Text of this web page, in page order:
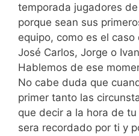
temporada jugadores
porque sean sus
equipo, como es el
José Carlos, Jorge o
Hablemos de ese
No cabe duda que
primer tanto las
que decir a la hora de
sera recordado por ti y